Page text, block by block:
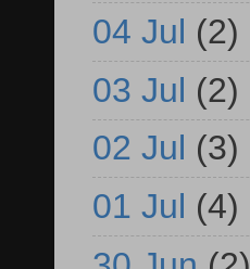
04 Jul (2)
03 Jul (2)
02 Jul (3)
01 Jul (4)